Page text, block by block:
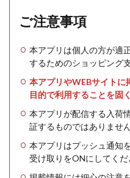
ご注意事項
本アプリは個人の方が適
するためのショッピング
本アプリやWEBサイトに
目的で利用することを固
本アプリが配信する入荷
証するものではありません
本アプリはプッシュ通知
受け取りをONにしてくだ